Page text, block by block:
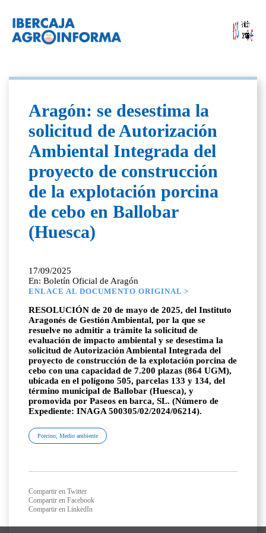
Aragón: se desestima la
solicitud de Autorización
Ambiental Integrada del
proyecto de construcción
de la explotación porcina
de cebo en Ballobar
(Huesca)
17/09/2025
En: Boletín Oficial de Aragón
ENLACE AL DOCUMENTO ORIGINAL >
RESOLUCIÓN de 20 de mayo de 2025, del Instituto
Aragonés de Gestión Ambiental, por la que se
resuelve no admitir a trámite la solicitud de
evaluación de impacto ambiental y se desestima la
solicitud de Autorización Ambiental Integrada del
proyecto de construcción de la explotación porcina de
cebo con una capacidad de 7.200 plazas (864 UGM),
ubicada en el polígono 505, parcelas 133 y 134, del
término municipal de Ballobar (Huesca), y
promovida por Paseos en barca, SL. (Número de
Expediente: INAGA 500305/02/2024/06214).
Porcino; Medio ambiente
Compartir en Twitter
Compartir en Facebook
Compartir en LinkedIn